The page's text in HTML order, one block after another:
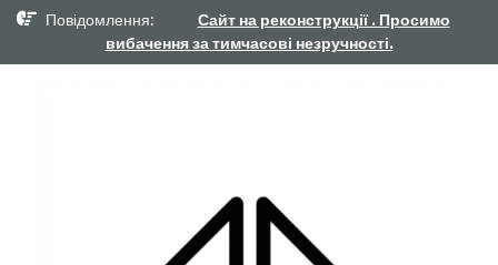
Повідомлення:
Сайт на реконструкції . Просимо
вибачення за тимчасові незручності.